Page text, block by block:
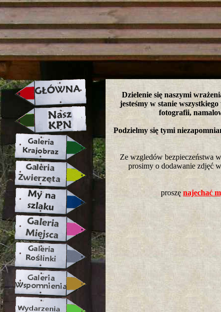
strona w naprawie zapraszamy
Dzielenie się naszymi
jesteśmy w stanie
fotografii,
Podzielmy się tymi
Ze wzgledów bezpieczeństwa
prosimy o dodawanie zdjęć
proszę najechać